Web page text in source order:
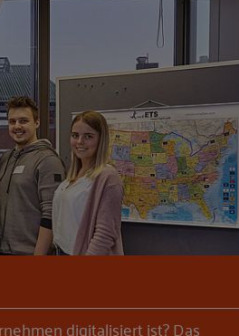
digitalisiert ist? Das